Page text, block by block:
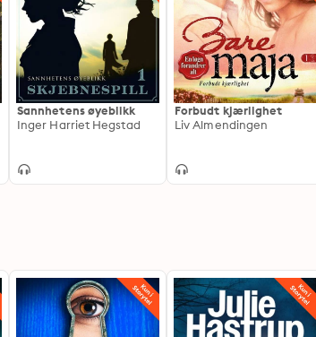
Sannhetens øyeblikk
Inger Harriet Hegstad
Forbudt kjærlighet
Liv Almendingen